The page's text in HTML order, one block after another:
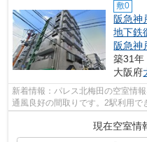
敷0
阪急神
地下鉄
阪急神
築31年
大阪府
新着情報：パレス北梅田の空室情
通風良好の間取りです。2駅利用で
現在空室情